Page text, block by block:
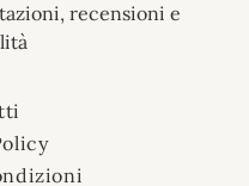
recensioni e